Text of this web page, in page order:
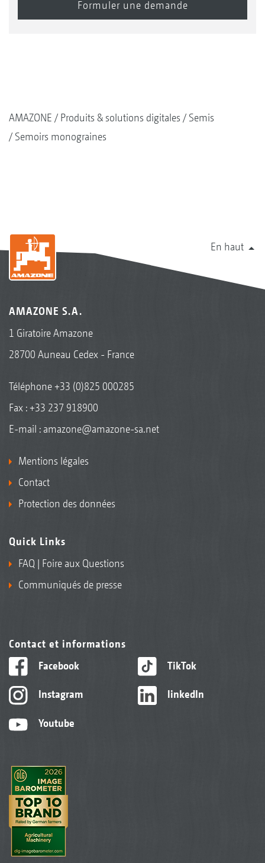
AMAZONE Produits & solutions digitales
Semis
Semoirs monograines
En haut
AMAZONE S.A.
1 Giratoire Amazone
28700 Auneau Cedex - France
Téléphone+33 (0)825 000285
Fax : +33 237 918900
E-mail : amazone@amazone-sa.net
Mentions légales
Contact
Protection des données
Quick Links
FAQ | Foire aux Questions
Communiqués de presse
Contact et informations
Facebook
Instagram
Youtube
TikTok
linkedIn